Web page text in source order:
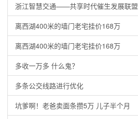
浙江智慧交通——共享时代催生发展联盟
离西湖400米的墙门老宅挂价168万
离西湖400米的墙门老宅挂价168万
多收一万多 什么鬼？
多条公交线路进行优化
坑爹啊！老爸卖面条攒5万 儿子半个月